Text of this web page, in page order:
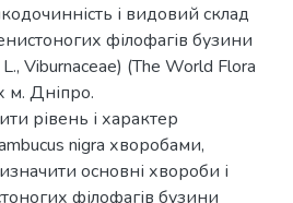
і видовий склад
філофагів бузини
Viburnaceae) (The World Flora
м. Дніпро.
рівень і характер
nigra хворобами,
основні хвороби і
філофагів бузини